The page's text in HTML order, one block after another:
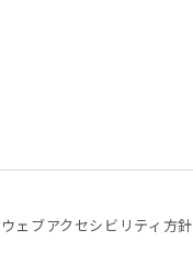
ウェブアクセシビリティ方針